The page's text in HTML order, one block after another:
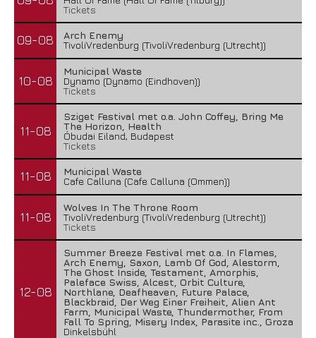
Tickets
09-08
Arch Enemy
TivoliVredenburg (TivoliVredenburg (Utrecht))
10-08
Municipal Waste
Dynamo (Dynamo (Eindhoven))
Tickets
11-08
Sziget Festival met o.a. John Coffey, Bring Me
The Horizon, Health
Óbudai Eiland, Budapest
Tickets
11-08
Municipal Waste
Cafe Calluna (Cafe Calluna (Ommen))
11-08
Wolves In The Throne Room
TivoliVredenburg (TivoliVredenburg (Utrecht))
Tickets
12-08
Summer Breeze Festival met o.a. In Flames,
Arch Enemy, Saxon, Lamb Of God, Alestorm,
The Ghost Inside, Testament, Amorphis,
Paleface Swiss, Alcest, Orbit Culture,
Northlane, Deafheaven, Future Palace,
Blackbraid, Der Weg Einer Freiheit, Alien Ant
Farm, Municipal Waste, Thundermother, From
Fall To Spring, Misery Index, Parasite inc., Groza
Dinkelsbühl